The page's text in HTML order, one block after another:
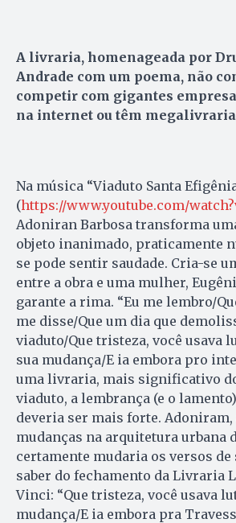
A livraria, homenageada por
Andrade com um poema, não
competir com gigantes
na internet ou têm
Na música “Viaduto Santa
(https://www.youtube.com/
Adoniran Barbosa transforma
objeto inanimado, praticamente
se pode sentir saudade. Cria-se
entre a obra e uma mulher,
garante a rima. “Eu me lembro/
me disse/Que um dia que
viaduto/Que tristeza, você usava
sua mudança/E ia embora pro
uma livraria, mais significativo
viaduto, a lembrança (e o
deveria ser mais forte.
mudanças na arquitetura urbana
certamente mudaria os versos de
saber do fechamento da Livraria
Vinci: “Que tristeza, você usava
mudança/E ia embora pra